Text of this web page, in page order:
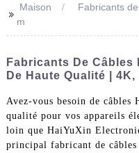
>> Maison
Fabricants
m
Fabricants De Câbles
De Haute Qualité |
Avez-vous besoin de câbles
qualité pour vos appareils
loin que HaiYuXin
principal fabricant de